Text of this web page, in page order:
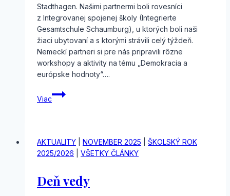
Stadthagen. Našimi partnermi boli rovesníci
z Integrovanej spojenej školy (Integrierte
Gesamtschule Schaumburg), u ktorých boli naši
žiaci ubytovaní a s ktorými strávili celý týždeň.
Nemeckí partneri si pre nás pripravili rôzne
workshopy a aktivity na tému „Demokracia a
európske hodnoty“….
Viac
Erasmus+
AKTUALITY NOVEMBER 2025
ŠKOLSKÝ ROK
2025/2026
VŠETKY ČLÁNKY
Deň vedy